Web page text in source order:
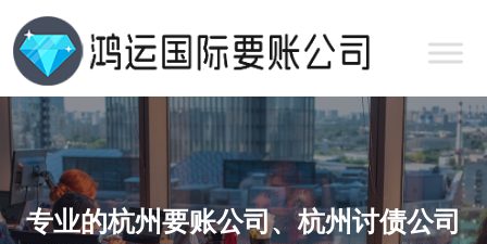
专业的杭州要账公司、杭州讨债公司